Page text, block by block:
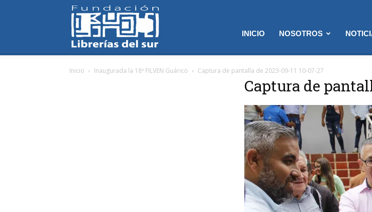
INICIO NOSOTROS
Inicio Inaugurada la 18ª FILVEN Guárico Captura de pantalla de 2023-09-11 10-07-27
Captura de